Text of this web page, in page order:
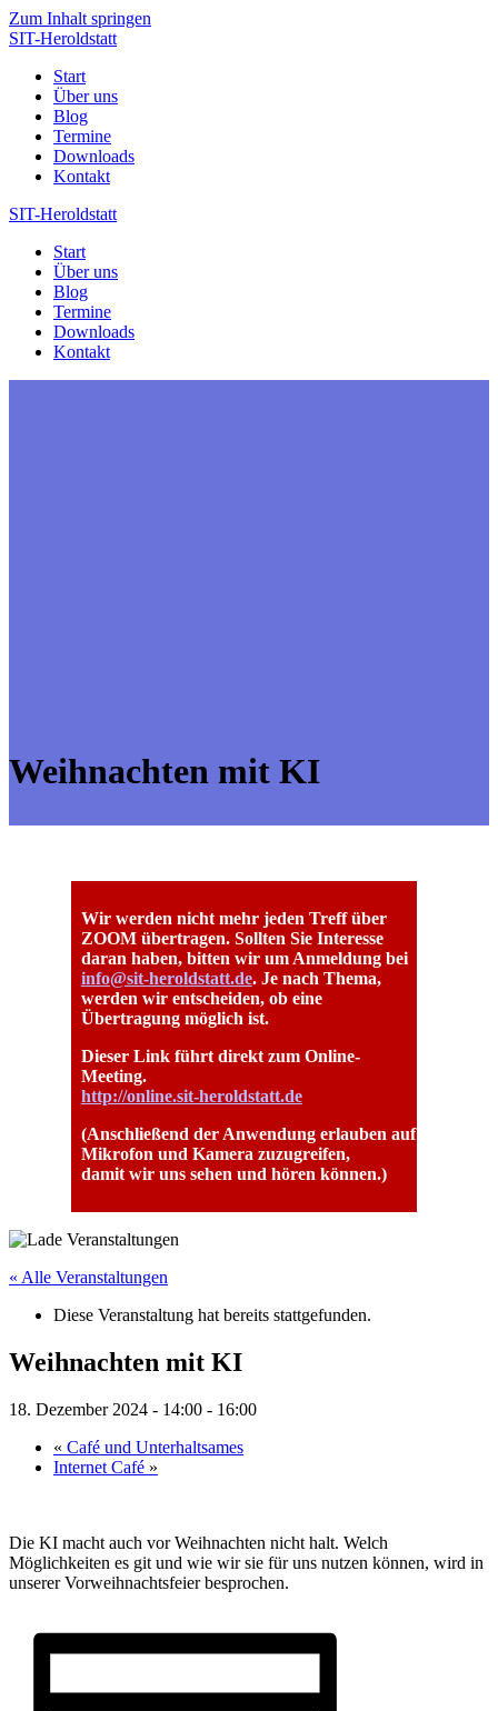
Zum Inhalt springen
SIT-Heroldstatt
Start
Über uns
Blog
Termine
Downloads
Kontakt
SIT-Heroldstatt
Start
Über uns
Blog
Termine
Downloads
Kontakt
Weihnachten mit KI
Wir werden nicht mehr jeden Treff über
ZOOM übertragen. Sollten Sie Interesse
daran haben, bitten wir um Anmeldung bei
info@sit-heroldstatt.de. Je nach Thema,
werden wir entscheiden, ob eine
Übertragung möglich ist.
Dieser Link führt direkt zum Online-
Meeting.
http://online.sit-heroldstatt.de
(Anschließend der Anwendung erlauben auf
Mikrofon und Kamera zuzugreifen,
damit wir uns sehen und hören können.)
« Alle Veranstaltungen
Diese Veranstaltung hat bereits stattgefunden.
Weihnachten mit KI
18. Dezember 2024 - 14:00 - 16:00
« Café und Unterhaltsames
Internet Café »
Die KI macht auch vor Weihnachten nicht halt. Welch
Möglichkeiten es git und wie wir sie für uns nutzen können, wird in
unserer Vorweihnachtsfeier besprochen.